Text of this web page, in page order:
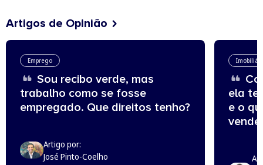
Artigos de Opinião
Emprego
Sou recibo verde, mas
trabalho como se fosse
empregado. Que direitos tenho?
Artigo por:
José Pinto-Coelho
ela
e o